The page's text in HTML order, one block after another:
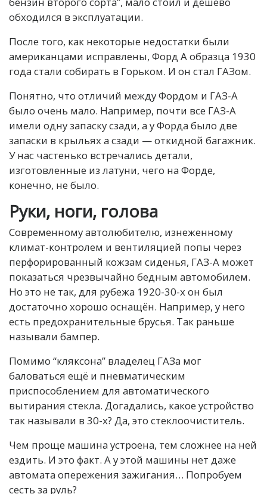
обходился в эксплуатации.
После того, как некоторые недостатки были
американцами исправлены, Форд А образца 1930
года стали собирать в Горьком. И он стал ГАЗом.
Понятно, что отличий между Фордом и ГАЗ-А
было очень мало. Например, почти все ГАЗ-А
имели одну запаску сзади, а у Форда было две
запаски в крыльях а сзади — откидной багажник.
У нас частенько встречались детали,
изготовленные из латуни, чего на Форде,
конечно, не было.
Руки, ноги, голова
Современному автолюбителю, изнеженному
климат-контролем и вентиляцией попы через
перфорированный кожзам сиденья, ГАЗ-А может
показаться чрезвычайно бедным автомобилем.
Но это не так, для рубежа 1920-30-х он был
достаточно хорошо оснащён. Например, у него
есть предохранительные брусья. Так раньше
называли бампер.
Помимо “кляксона” владелец ГАЗа мог
баловаться ещё и пневматическим
приспособлением для автоматического
вытирания стекла. Догадались, какое устройство
так называли в 30-х? Да, это стеклоочиститель.
Чем проще машина устроена, тем сложнее на ней
ездить. И это факт. А у этой машины нет даже
автомата опережения зажигания… Попробуем
сесть за руль?